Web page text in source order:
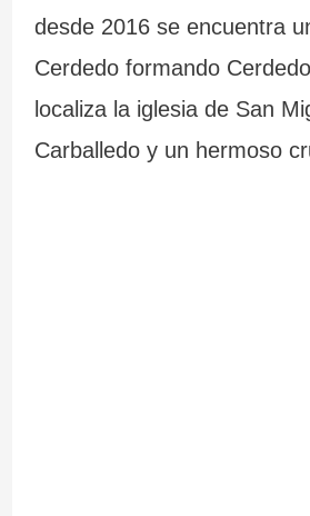
desde 2016 se encuentra
Cerdedo formando
localiza la iglesia de San
Carballedo y un hermoso